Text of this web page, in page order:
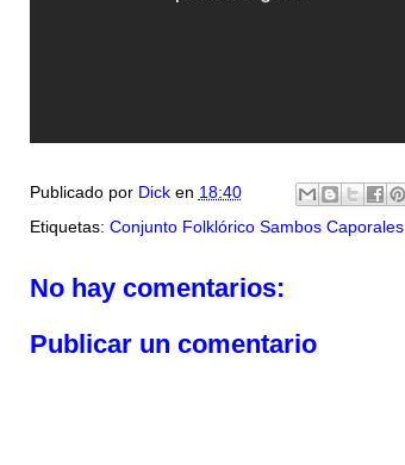
Publicado por Dick en 18:40
Etiquetas: Conjunto Folklórico Sambos Caporales,
No hay comentarios:
Publicar un comentario